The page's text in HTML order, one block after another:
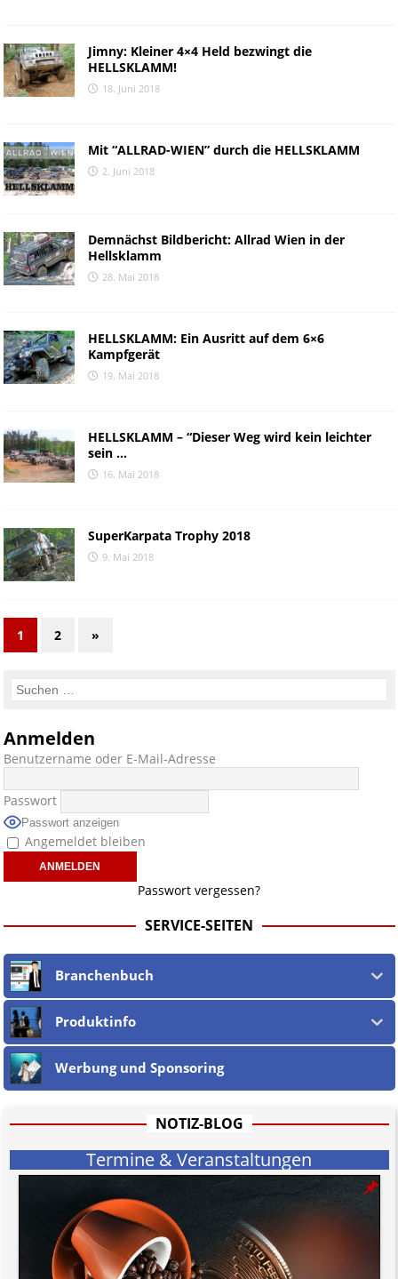
Jimny: Kleiner 4×4 Held bezwingt die
HELLSKLAMM!
18. Juni 2018
Mit “ALLRAD-WIEN” durch die HELLSKLAMM
2. Juni 2018
Demnächst Bildbericht: Allrad Wien in der
Hellsklamm
28. Mai 2018
HELLSKLAMM: Ein Ausritt auf dem 6×6
Kampfgerät
19. Mai 2018
HELLSKLAMM – “Dieser Weg wird kein leichter
sein …
16. Mai 2018
SuperKarpata Trophy 2018
9. Mai 2018
1 2 »
Anmelden
Benutzername oder E-Mail-Adresse
Passwort
Passwort anzeigen
Angemeldet bleiben
Passwort vergessen?
SERVICE-SEITEN
Branchenbuch
Produktinfo
Werbung und Sponsoring
NOTIZ-BLOG
Termine & Veranstaltungen